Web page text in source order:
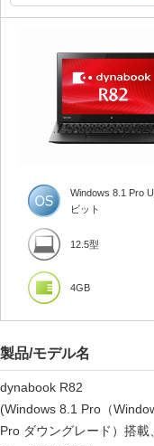
Windows 8.1 Pro
ビット
12.5型
4GB
製品/モデル名
dynabook R82
(Windows 8.1 Pro（
Pro ダウングレード）搭載、